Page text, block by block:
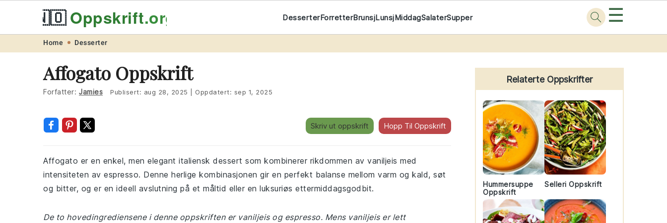
navigation
content
🇳🇴Oppskrift.org DesserterForretterBrunsjLunsjMiddagSalaterSupper ☰
Home Desserter
Affogato Oppskrift
Forfatter: Jamies Publisert: aug 28, 2025 Oppdatert: sep 1, 2025
Skriv ut oppskrift Hopp Til Oppskrift
Affogato er en enkel, men elegant italiensk dessert som kombinerer rikdommen av vaniljeis med
intensiteten av espresso. Denne herlige kombinasjonen gir en perfekt balanse mellom varm og kald, søt
og bitter, og er en ideell avslutning på et måltid eller en luksuriøs ettermiddagsgodbit.
De to hovedingrediensene i denne oppskriften er vaniljeis og espresso. Mens vaniljeis er lett
Primary
Sidebar
Relaterte Oppskrifter
Hummersuppe
Oppskrift
Selleri Oppskrift